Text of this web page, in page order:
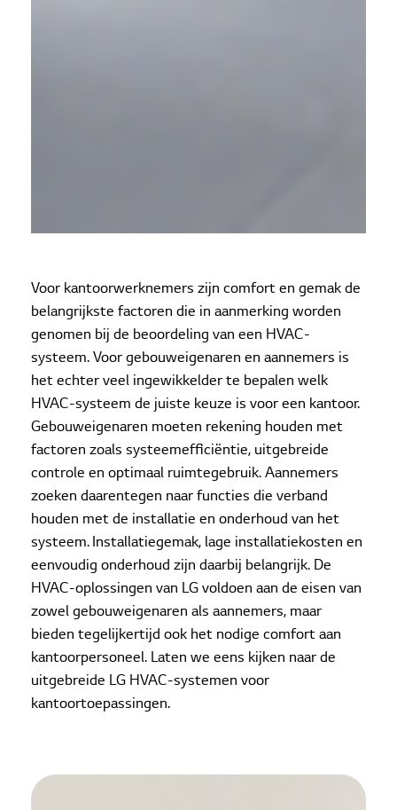
Voor kantoorwerknemers zijn comfort en gemak de
belangrijkste factoren die in aanmerking worden
genomen bij de beoordeling van een HVAC-
systeem. Voor gebouweigenaren en aannemers is
het echter veel ingewikkelder te bepalen welk
HVAC-systeem de juiste keuze is voor een kantoor.
Gebouweigenaren moeten rekening houden met
factoren zoals systeemefficiëntie, uitgebreide
controle en optimaal ruimtegebruik. Aannemers
zoeken daarentegen naar functies die verband
houden met de installatie en onderhoud van het
systeem. Installatiegemak, lage installatiekosten en
eenvoudig onderhoud zijn daarbij belangrijk. De
HVAC-oplossingen van LG voldoen aan de eisen van
zowel gebouweigenaren als aannemers, maar
bieden tegelijkertijd ook het nodige comfort aan
kantoorpersoneel. Laten we eens kijken naar de
uitgebreide LG HVAC-systemen voor
kantoortoepassingen.